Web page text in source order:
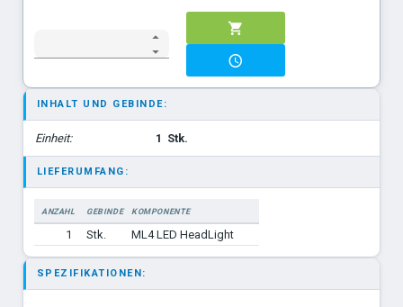
INHALT UND GEBINDE:
Einheit: 1 Stk.
LIEFERUMFANG:
ANZAHL GEBINDE
KOMPONENTE
1
Stk. ML4 LED HeadLight
SPEZIFIKATIONEN: